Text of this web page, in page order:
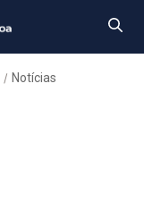
/ Notícias